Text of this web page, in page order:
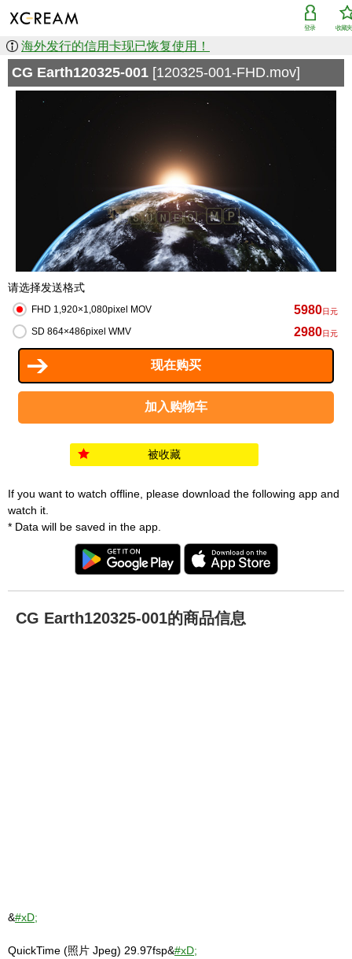
收藏
登录
海外发行的信用卡现已恢复使用！
CG Earth120325-001 [120325-001-FHD.mov]
请选择发送格式
FHD 1,920×1,080pixel MOV 5980日元
SD 864×486pixel WMV 2980日元
被收藏
If you want to watch offline, please download the following app and
watch it.
* Data will be saved in the app.
CG Earth120325-001的商品信息
&#xD;
QuickTime (照片 Jpeg) 29.97fsp&#xD;